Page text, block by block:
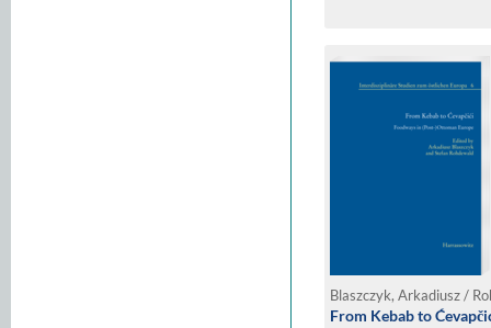
Blaszczyk, Arkadiusz /
From Kebab to